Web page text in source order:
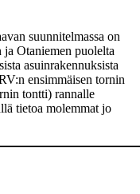
suunnitelmassa on
Otaniemen puolelta
asuinrakennuksista
ensimmäisen tornin
tontti) rannalle
tietoa molemmat jo